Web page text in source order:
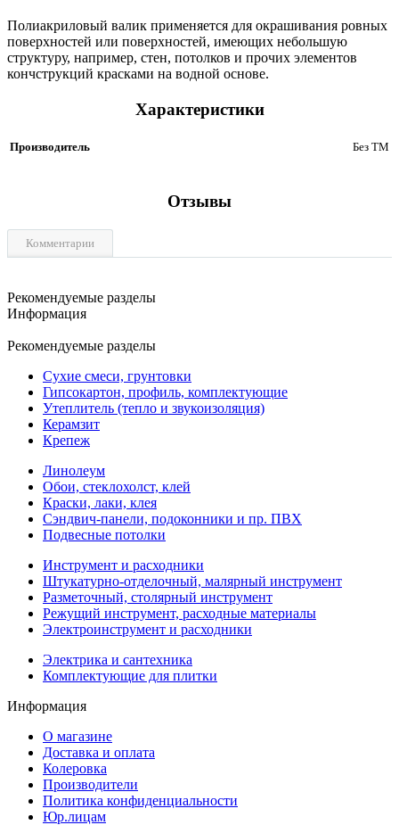
Полиакриловый валик применяется для окрашивания ровных
поверхностей или поверхностей, имеющих небольшую
структуру, например, стен, потолков и прочих элементов
кончструкций красками на водной основе.
Характеристики
Производитель Без ТМ
Отзывы
Комментарии
Рекомендуемые разделы
Информация
Рекомендуемые разделы
Сухие смеси, грунтовки
Гипсокартон, профиль, комплектующие
Утеплитель (тепло и звукоизоляция)
Керамзит
Крепеж
Линолеум
Обои, стеклохолст, клей
Краски, лаки, клея
Сэндвич-панели, подоконники и пр. ПВХ
Подвесные потолки
Инструмент и расходники
Штукатурно-отделочный, малярный инструмент
Разметочный, столярный инструмент
Режущий инструмент, расходные материалы
Электроинструмент и расходники
Электрика и сантехника
Комплектующие для плитки
Информация
О магазине
Доставка и оплата
Колеровка
Производители
Политика конфиденциальности
Юр.лицам